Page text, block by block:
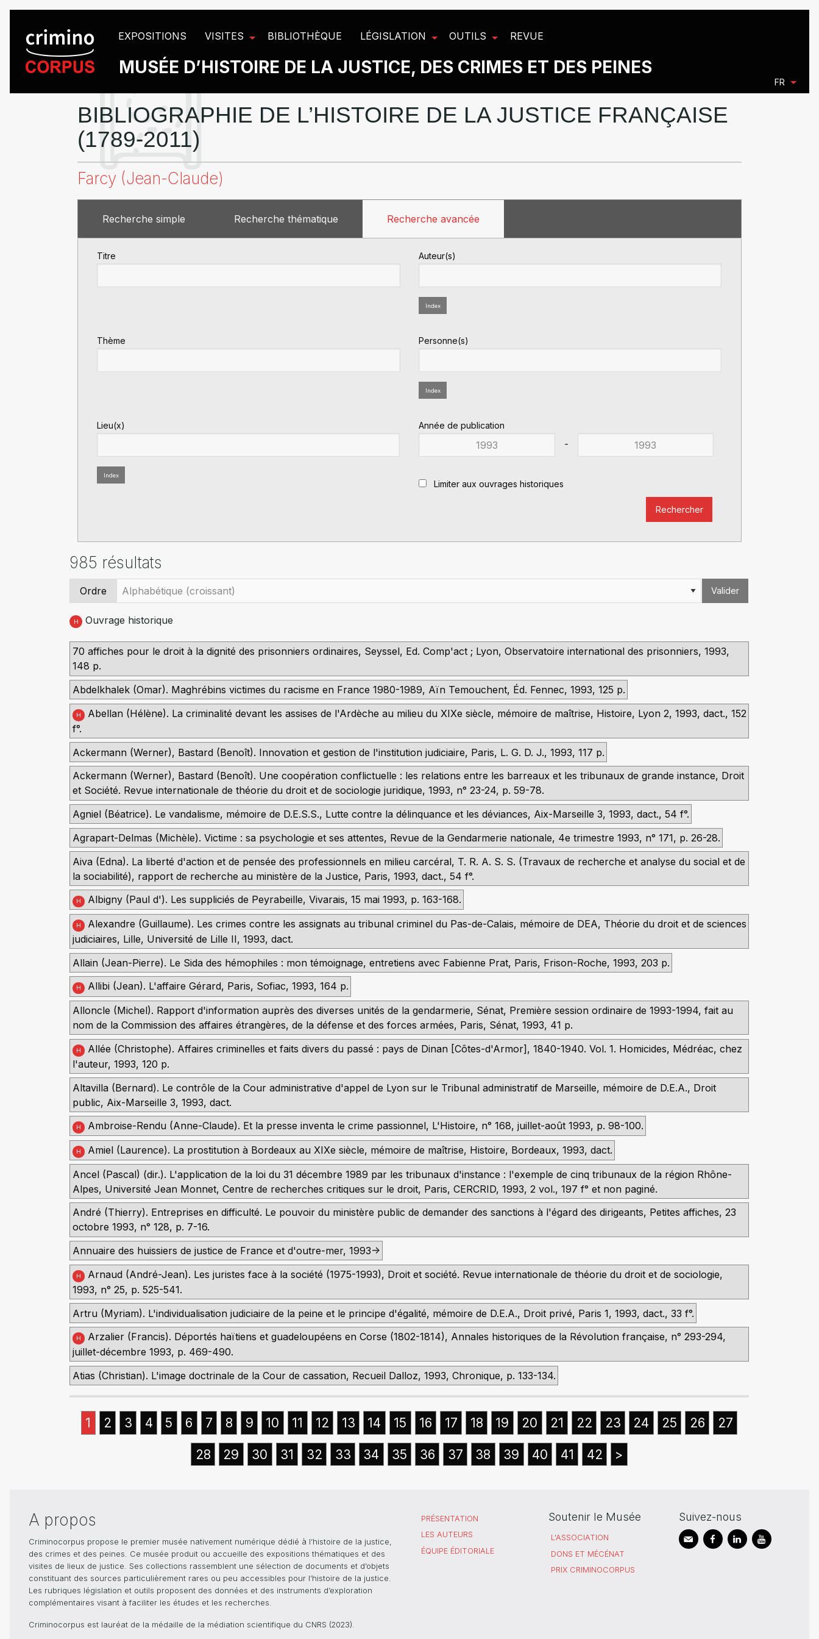
EXPOSITIONS VISITES BIBLIOTHÈQUE LÉGISLATION OUTILS REVUE
MUSÉE D’HISTOIRE DE LA JUSTICE, DES CRIMES ET DES PEINES
FR
BIBLIOGRAPHIE DE L’HISTOIRE DE LA JUSTICE FRANÇAISE
(1789-2011)
Farcy (Jean-Claude)
Recherche simple Recherche thématique Recherche avancée
Titre Auteur(s)
Index
Thème Personne(s)
Index
Lieu(x)
Index
Année de publication
-
Limiter aux ouvrages historiques
Rechercher
985 résultats
Ordre Valider
H Ouvrage historique
70 affiches pour le droit à la dignité des prisonniers ordinaires, Seyssel, Ed. Comp'act ; Lyon, Observatoire international des prisonniers, 1993,
148 p.
Abdelkhalek (Omar). Maghrébins victimes du racisme en France 1980-1989, Aïn Temouchent, Éd. Fennec, 1993, 125 p.
H
Abellan (Hélène). La criminalité devant les assises de l'Ardèche au milieu du XIXe siècle, mémoire de maîtrise, Histoire, Lyon 2, 1993, dact., 152
f°.
Ackermann (Werner), Bastard (Benoît). Innovation et gestion de l'institution judiciaire, Paris, L. G. D. J., 1993, 117 p.
Ackermann (Werner), Bastard (Benoît). Une coopération conflictuelle : les relations entre les barreaux et les tribunaux de grande instance, Droit
et Société. Revue internationale de théorie du droit et de sociologie juridique, 1993, n° 23-24, p. 59-78.
Agniel (Béatrice). Le vandalisme, mémoire de D.E.S.S., Lutte contre la délinquance et les déviances, Aix-Marseille 3, 1993, dact., 54 f°.
Agrapart-Delmas (Michèle). Victime : sa psychologie et ses attentes, Revue de la Gendarmerie nationale, 4e trimestre 1993, n° 171, p. 26-28.
Aiva (Edna). La liberté d'action et de pensée des professionnels en milieu carcéral, T. R. A. S. S. (Travaux de recherche et analyse du social et de
la sociabilité), rapport de recherche au ministère de la Justice, Paris, 1993, dact., 54 f°.
H Albigny (Paul d'). Les suppliciés de Peyrabeille, Vivarais, 15 mai 1993, p. 163-168.
H
Alexandre (Guillaume). Les crimes contre les assignats au tribunal criminel du Pas-de-Calais, mémoire de DEA, Théorie du droit et de sciences
judiciaires, Lille, Université de Lille II, 1993, dact.
Allain (Jean-Pierre). Le Sida des hémophiles : mon témoignage, entretiens avec Fabienne Prat, Paris, Frison-Roche, 1993, 203 p.
H
Allibi (Jean). L'affaire Gérard, Paris, Sofiac, 1993, 164 p.
Alloncle (Michel). Rapport d'information auprès des diverses unités de la gendarmerie, Sénat, Première session ordinaire de 1993-1994, fait au
nom de la Commission des affaires étrangères, de la défense et des forces armées, Paris, Sénat, 1993, 41 p.
H
Allée (Christophe). Affaires criminelles et faits divers du passé : pays de Dinan [Côtes-d'Armor], 1840-1940. Vol. 1. Homicides, Médréac, chez
l'auteur, 1993, 120 p.
Altavilla (Bernard). Le contrôle de la Cour administrative d'appel de Lyon sur le Tribunal administratif de Marseille, mémoire de D.E.A., Droit
public, Aix-Marseille 3, 1993, dact.
H Ambroise-Rendu (Anne-Claude). Et la presse inventa le crime passionnel, L'Histoire, n° 168, juillet-août 1993, p. 98-100.
H
Amiel (Laurence). La prostitution à Bordeaux au XIXe siècle, mémoire de maîtrise, Histoire, Bordeaux, 1993, dact.
Ancel (Pascal) (dir.). L'application de la loi du 31 décembre 1989 par les tribunaux d'instance : l'exemple de cinq tribunaux de la région Rhône-
Alpes, Université Jean Monnet, Centre de recherches critiques sur le droit, Paris, CERCRID, 1993, 2 vol., 197 f° et non paginé.
André (Thierry). Entreprises en difficulté. Le pouvoir du ministère public de demander des sanctions à l'égard des dirigeants, Petites affiches, 23
octobre 1993, n° 128, p. 7-16.
Annuaire des huissiers de justice de France et d'outre-mer, 1993->
H
Arnaud (André-Jean). Les juristes face à la société (1975-1993), Droit et société. Revue internationale de théorie du droit et de sociologie,
1993, n° 25, p. 525-541.
Artru (Myriam). L'individualisation judiciaire de la peine et le principe d'égalité, mémoire de D.E.A., Droit privé, Paris 1, 1993, dact., 33 f°.
H
Arzalier (Francis). Déportés haïtiens et guadeloupéens en Corse (1802-1814), Annales historiques de la Révolution française, n° 293-294,
juillet-décembre 1993, p. 469-490.
Atias (Christian). L'image doctrinale de la Cour de cassation, Recueil Dalloz, 1993, Chronique, p. 133-134.
1 2 3 4 5 6 7 8 9 10 11 12 13 14 15 16 17 18 19 20 21 22 23 24 25 26 27
28 29 30 31 32 33 34 35 36 37 38 39 40 41 42 >
A propos
Criminocorpus propose le premier musée nativement numérique dédié à l’histoire de la justice,
des crimes et des peines. Ce musée produit ou accueille des expositions thématiques et des
visites de lieux de justice. Ses collections rassemblent une sélection de documents et d’objets
constituant des sources particulièrement rares ou peu accessibles pour l’histoire de la justice.
Les rubriques législation et outils proposent des données et des instruments d’exploration
complémentaires visant à faciliter les études et les recherches.
Criminocorpus est lauréat de la médaille de la médiation scientifique du CNRS (2023).
PRÉSENTATION
LES AUTEURS
ÉQUIPE ÉDITORIALE
Soutenir le Musée
L'ASSOCIATION
DONS ET MÉCÉNAT
PRIX CRIMINOCORPUS
Suivez-nous
Panneau de gestion des cookies